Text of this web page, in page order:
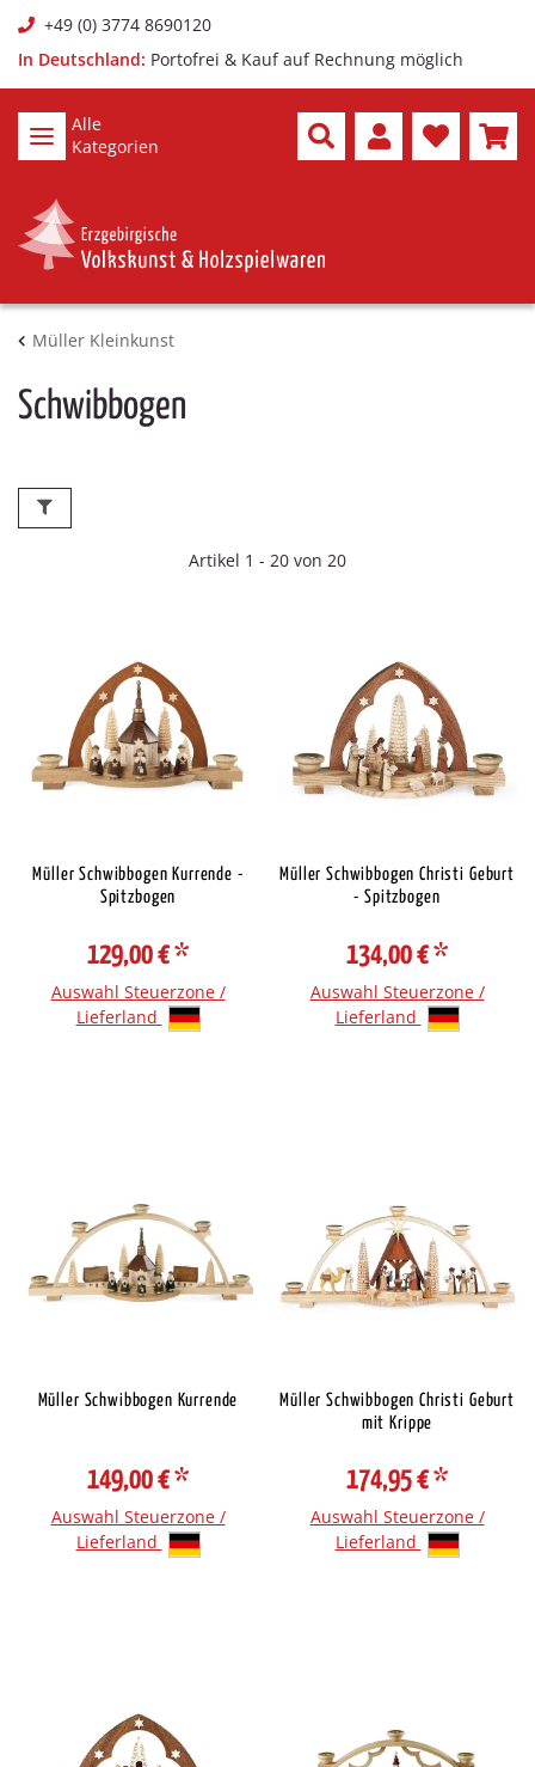
+49 (0) 3774 8690120
In Deutschland: Portofrei & Kauf auf Rechnung möglich
Alle
Kategorien
Müller Kleinkunst
Schwibbogen
Artikel 1 - 20 von 20
Müller Schwibbogen Kurrende -
Spitzbogen
129,00 €*
Auswahl Steuerzone /
Lieferland
Müller Schwibbogen Christi Geburt
- Spitzbogen
134,00 €*
Auswahl Steuerzone /
Lieferland
Müller Schwibbogen Kurrende
149,00 €*
Auswahl Steuerzone /
Lieferland
Müller Schwibbogen Christi Geburt
mit Krippe
174,95 €*
Auswahl Steuerzone /
Lieferland